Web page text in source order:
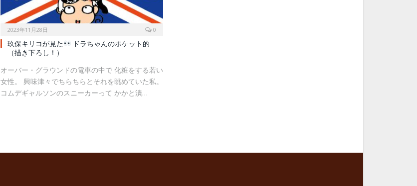
2023年11月28日 0
玖保キリコが見た
ドラちゃんのポケット的
（描き下ろし！）
オーバー・グラウンドの電車の中で 化粧をする若い
女性。 興味津々でちらちらとそれを眺めていた私。
コムデギャルソンのスニーカーって かかと潰…